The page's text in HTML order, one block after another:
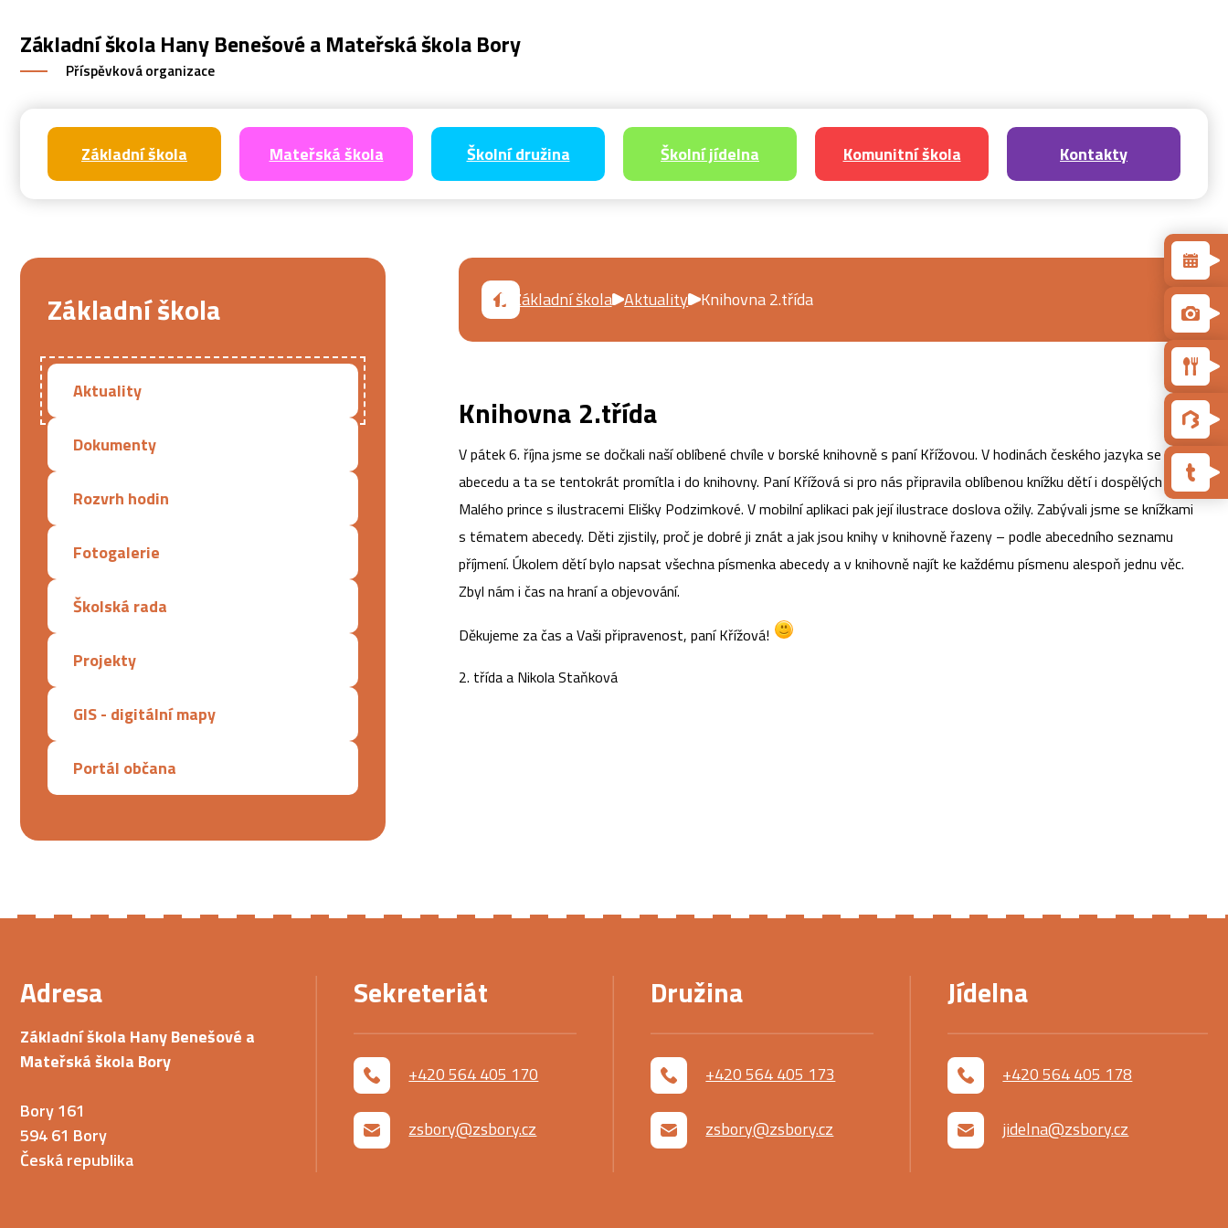
Základní škola Hany Benešové a Mateřská škola Bory
Příspěvková organizace
Základní škola Mateřská škola Školní družina Školní jídelna Komunitní škola Kontakty
Základní škola Aktuality Knihovna 2.třída
Knihovna 2.třída
V pátek 6. října jsme se dočkali naší oblíbené chvíle v borské knihovně s paní Křížovou. V hodinách českého jazyka se učíme
abecedu a ta se tentokrát promítla i do knihovny. Paní Křížová si pro nás připravila oblíbenou knížku dětí i dospělých –
Malého prince s ilustracemi Elišky Podzimkové. V mobilní aplikaci pak její ilustrace doslova ožily. Zabývali jsme se knížkami
s tématem abecedy. Děti zjistily, proč je dobré ji znát a jak jsou knihy v knihovně řazeny – podle abecedního seznamu
příjmení. Úkolem dětí bylo napsat všechna písmenka abecedy a v knihovně najít ke každému písmenu alespoň jednu věc.
Zbyl nám i čas na hraní a objevování.
Děkujeme za čas a Vaši připravenost, paní Křížová!
2. třída a Nikola Staňková
Základní škola
Aktuality
Dokumenty
Rozvrh hodin
Fotogalerie
Školská rada
Projekty
GIS - digitální mapy
Portál občana
Adresa
Základní škola Hany Benešové a
Mateřská škola Bory
Bory 161
594 61 Bory
Česká republika
Sekreteriát
+420 564 405 170
zsbory@zsbory.cz
Družina
+420 564 405 173
zsbory@zsbory.cz
Jídelna
+420 564 405 178
jidelna@zsbory.cz